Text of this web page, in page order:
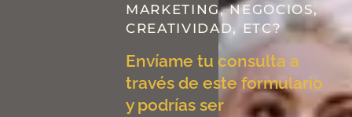
MARKETING, NEGOCIOS,
CREATIVIDAD, ETC?
Envíame tu consulta a
través de este formulario
y podrías ser